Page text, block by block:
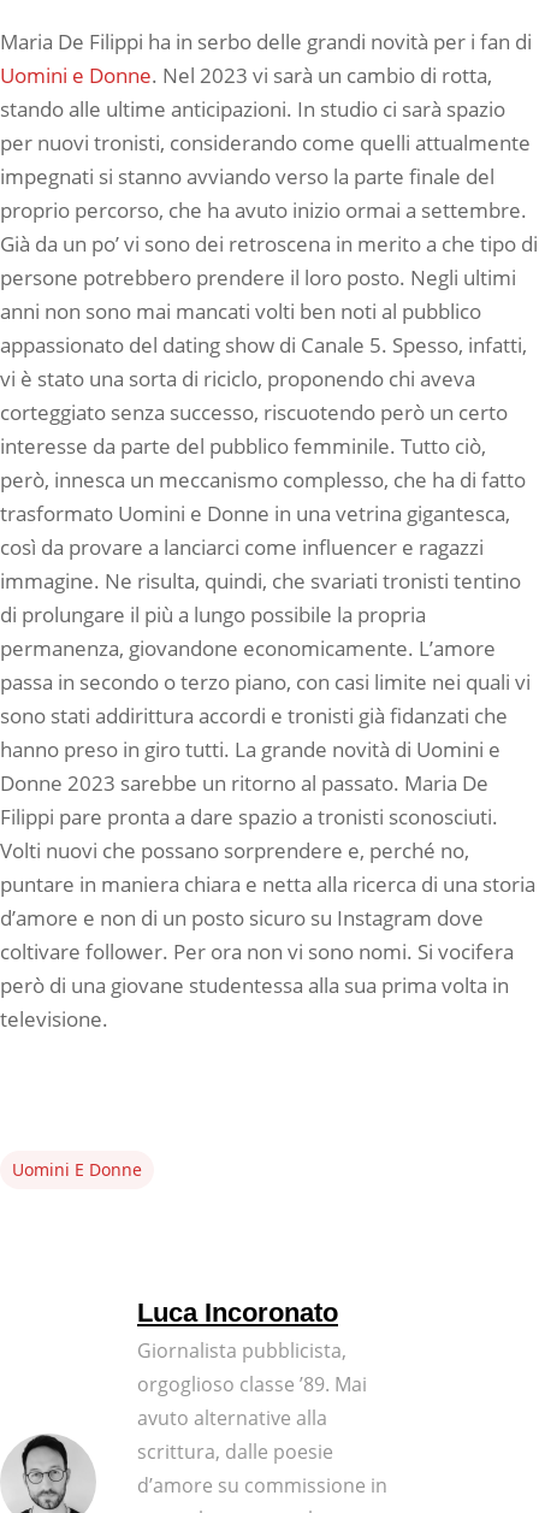
Maria De Filippi ha in serbo delle grandi novità per i fan di
Uomini e Donne. Nel 2023 vi sarà un cambio di rotta,
stando alle ultime anticipazioni. In studio ci sarà spazio
per nuovi tronisti, considerando come quelli attualmente
impegnati si stanno avviando verso la parte finale del
proprio percorso, che ha avuto inizio ormai a settembre.
Già da un po’ vi sono dei retroscena in merito a che tipo di
persone potrebbero prendere il loro posto. Negli ultimi
anni non sono mai mancati volti ben noti al pubblico
appassionato del dating show di Canale 5. Spesso, infatti,
vi è stato una sorta di riciclo, proponendo chi aveva
corteggiato senza successo, riscuotendo però un certo
interesse da parte del pubblico femminile. Tutto ciò,
però, innesca un meccanismo complesso, che ha di fatto
trasformato Uomini e Donne in una vetrina gigantesca,
così da provare a lanciarci come influencer e ragazzi
immagine. Ne risulta, quindi, che svariati tronisti tentino
di prolungare il più a lungo possibile la propria
permanenza, giovandone economicamente. L’amore
passa in secondo o terzo piano, con casi limite nei quali vi
sono stati addirittura accordi e tronisti già fidanzati che
hanno preso in giro tutti. La grande novità di Uomini e
Donne 2023 sarebbe un ritorno al passato. Maria De
Filippi pare pronta a dare spazio a tronisti sconosciuti.
Volti nuovi che possano sorprendere e, perché no,
puntare in maniera chiara e netta alla ricerca di una storia
d’amore e non di un posto sicuro su Instagram dove
coltivare follower. Per ora non vi sono nomi. Si vocifera
però di una giovane studentessa alla sua prima volta in
televisione.
Uomini E Donne
Luca Incoronato
Giornalista pubblicista,
orgoglioso classe ’89. Mai
avuto alternative alla
scrittura, dalle poesie
d’amore su commissione in